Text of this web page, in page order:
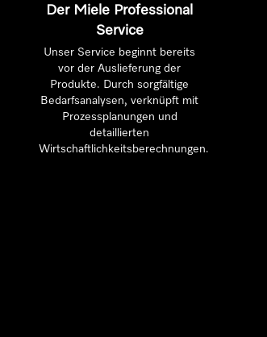
Der Miele Professional
Service
Unser Service beginnt bereits
vor der Auslieferung der
Produkte. Durch sorgfältige
Bedarfsanalysen, verknüpft mit
Prozessplanungen und
detaillierten
Wirtschaftlichkeitsberechnungen.